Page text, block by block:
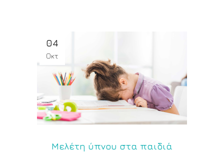
04
Οκτ
Μελέτη ύπνου στα παιδιά